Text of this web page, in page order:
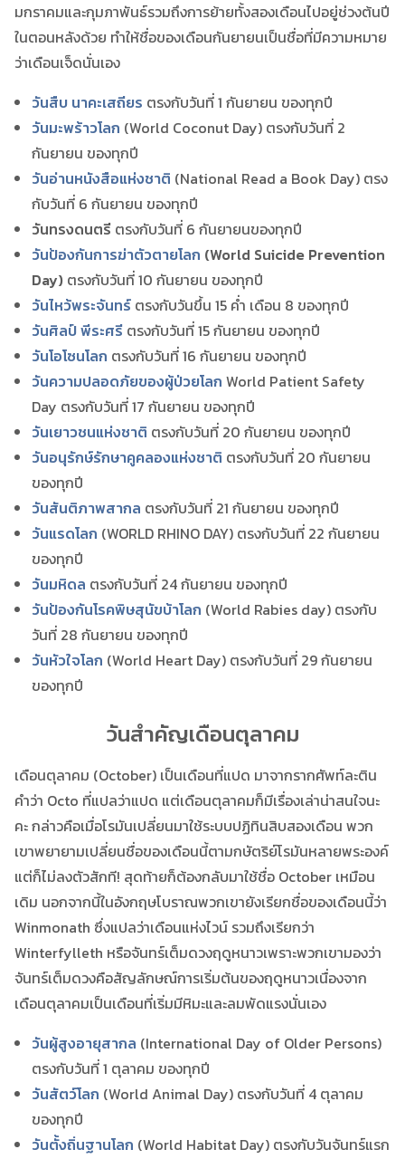
มกราคมและกุมภาพันธ์รวมถึงการย้ายทั้งสองเดือนไปอยู่ช่วงต้นปี
ในตอนหลังด้วย ทำให้ชื่อของเดือนกันยายนเป็นชื่อที่มีความหมาย
ว่าเดือนเจ็ดนั่นเอง
วันสืบ นาคะเสถียร ตรงกับวันที่ 1 กันยายน ของทุกปี
วันมะพร้าวโลก (World Coconut Day) ตรงกับวันที่ 2
กันยายน ของทุกปี
วันอ่านหนังสือแห่งชาติ (National Read a Book Day) ตรง
กับวันที่ 6 กันยายน ของทุกปี
วันทรงดนตรี ตรงกับวันที่ 6 กันยายนของทุกปี
วันป้องกันการฆ่าตัวตายโลก (World Suicide Prevention
Day) ตรงกับวันที่ 10 กันยายน ของทุกปี
วันไหว้พระจันทร์ ตรงกับวันขึ้น 15 ค่ำ เดือน 8 ของทุกปี
วันศิลป์ พีระศรี ตรงกับวันที่ 15 กันยายน ของทุกปี
วันโอโซนโลก ตรงกับวันที่ 16 กันยายน ของทุกปี
วันความปลอดภัยของผู้ป่วยโลก World Patient Safety
Day ตรงกับวันที่ 17 กันยายน ของทุกปี
วันเยาวชนแห่งชาติ ตรงกับวันที่ 20 กันยายน ของทุกปี
วันอนุรักษ์รักษาคูคลองแห่งชาติ ตรงกับวันที่ 20 กันยายน
ของทุกปี
วันสันติภาพสากล ตรงกับวันที่ 21 กันยายน ของทุกปี
วันแรดโลก (WORLD RHINO DAY) ตรงกับวันที่ 22 กันยายน
ของทุกปี
วันมหิดล ตรงกับวันที่ 24 กันยายน ของทุกปี
วันป้องกันโรคพิษสุนัขบ้าโลก (World Rabies day) ตรงกับ
วันที่ 28 กันยายน ของทุกปี
วันหัวใจโลก (World Heart Day) ตรงกับวันที่ 29 กันยายน
ของทุกปี
วันสำคัญเดือนตุลาคม
เดือนตุลาคม (October) เป็นเดือนที่แปด มาจากรากศัพท์ละติน
คำว่า Octo ที่แปลว่าแปด แต่เดือนตุลาคมก็มีเรื่องเล่าน่าสนใจนะ
คะ กล่าวคือเมื่อโรมันเปลี่ยนมาใช้ระบบปฏิทินสิบสองเดือน พวก
เขาพยายามเปลี่ยนชื่อของเดือนนี้ตามกษัตริย์โรมันหลายพระองค์
แต่ก็ไม่ลงตัวสักที! สุดท้ายก็ต้องกลับมาใช้ชื่อ October เหมือน
เดิม นอกจากนี้ในอังกฤษโบราณพวกเขายังเรียกชื่อของเดือนนี้ว่า
Winmonath ซึ่งแปลว่าเดือนแห่งไวน์ รวมถึงเรียกว่า
Winterfylleth หรือจันทร์เต็มดวงฤดูหนาวเพราะพวกเขามองว่า
จันทร์เต็มดวงคือสัญลักษณ์การเริ่มต้นของฤดูหนาวเนื่องจาก
เดือนตุลาคมเป็นเดือนที่เริ่มมีหิมะและลมพัดแรงนั่นเอง
วันผู้สูงอายุสากล (International Day of Older Persons)
ตรงกับวันที่ 1 ตุลาคม ของทุกปี
วันสัตว์โลก (World Animal Day) ตรงกับวันที่ 4 ตุลาคม
ของทุกปี
วันตั้งถิ่นฐานโลก (World Habitat Day) ตรงกับวันจันทร์แรก